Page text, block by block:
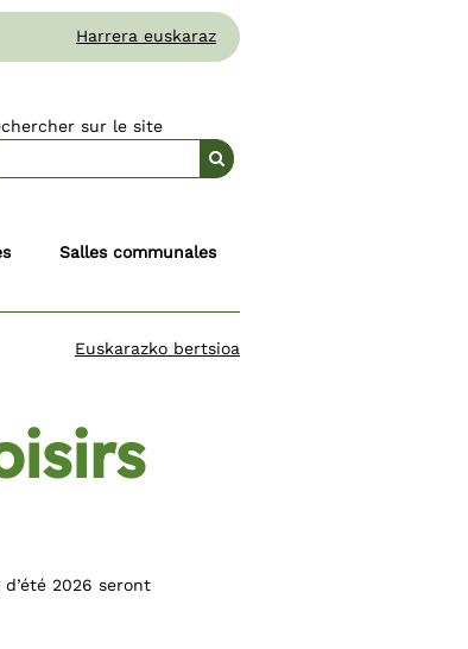
Harrera euskaraz
sur le site
Salles communales
Euskarazko bertsioa
2026 seront